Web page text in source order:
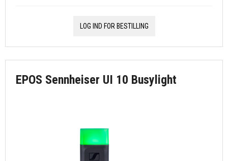
LOG IND FOR BESTILLING
EPOS Sennheiser UI 10 Busylight